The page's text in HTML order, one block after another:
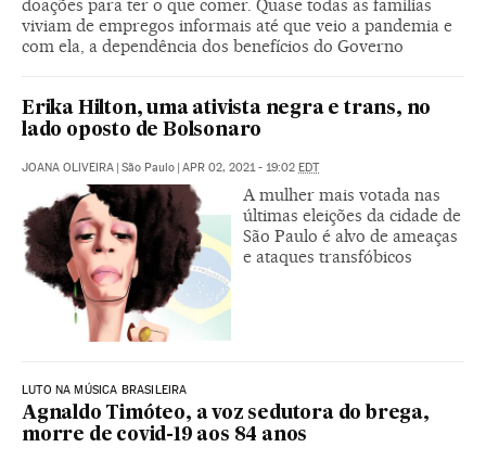
doações para ter o que comer. Quase todas as famílias
viviam de empregos informais até que veio a pandemia e
com ela, a dependência dos benefícios do Governo
Erika Hilton, uma ativista negra e trans, no
lado oposto de Bolsonaro
JOANA OLIVEIRA | São Paulo | APR 02, 2021 - 19:02 EDT
A mulher mais votada nas
últimas eleições da cidade de
São Paulo é alvo de ameaças
e ataques transfóbicos
LUTO NA MÚSICA BRASILEIRA
Agnaldo Timóteo, a voz sedutora do brega,
morre de covid-19 aos 84 anos